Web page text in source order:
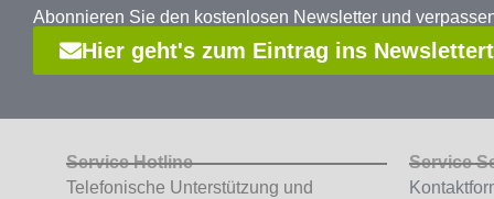
Abonnieren Sie den kostenlosen Newsletter und
Hier geht's zum Eintrag ins
Service Hotline
Telefonische Unterstützung und
Service